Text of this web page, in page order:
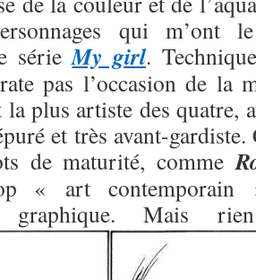
qui m’ont
sérieMy girl.
pas l’occasion de la
la plus artiste des quatre,
et très avant-
de maturité, comme
« art contemporain
graphique. Mais